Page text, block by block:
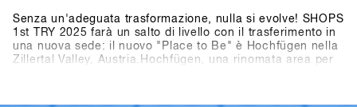
Senza un'adeguata trasformazione, nulla si evolve! SHOPS
1st TRY 2025 farà un salto di livello con il trasferimento in
una nuova sede: il nuovo "Place to Be" è Hochfügen nella
Zillertal Valley, Austria.Hochfügen, una rinomata area per